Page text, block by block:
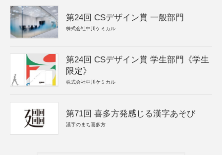
第24回 CSデザイン賞 一般部門
株式会社中川ケミカル
第24回 CSデザイン賞 学生部門《学生
限定》
株式会社中川ケミカル
第71回 喜多方発感じる漢字あそび
漢字のまち喜多方